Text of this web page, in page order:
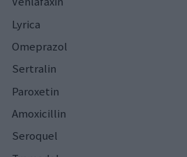
Lyrica
Omeprazol
Sertralin
Paroxetin
Amoxicillin
Seroquel